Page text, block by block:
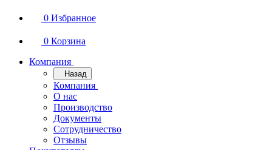
0 Избранное
0 Корзина
Компания
Назад
Компания
О нас
Производство
Документы
Сотрудничество
Отзывы